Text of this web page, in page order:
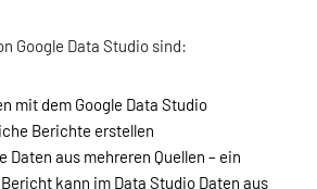
Google Data Studio sind:
mit dem Google Data Studio
Berichte erstellen
Daten aus mehreren Quellen – ein
kann im Data Studio Daten aus